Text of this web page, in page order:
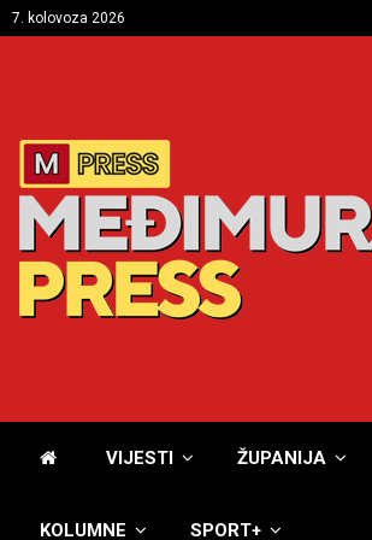
7. kolovoza 2026
VIJESTI ŽUPANIJA
KOLUMNE SPORT+